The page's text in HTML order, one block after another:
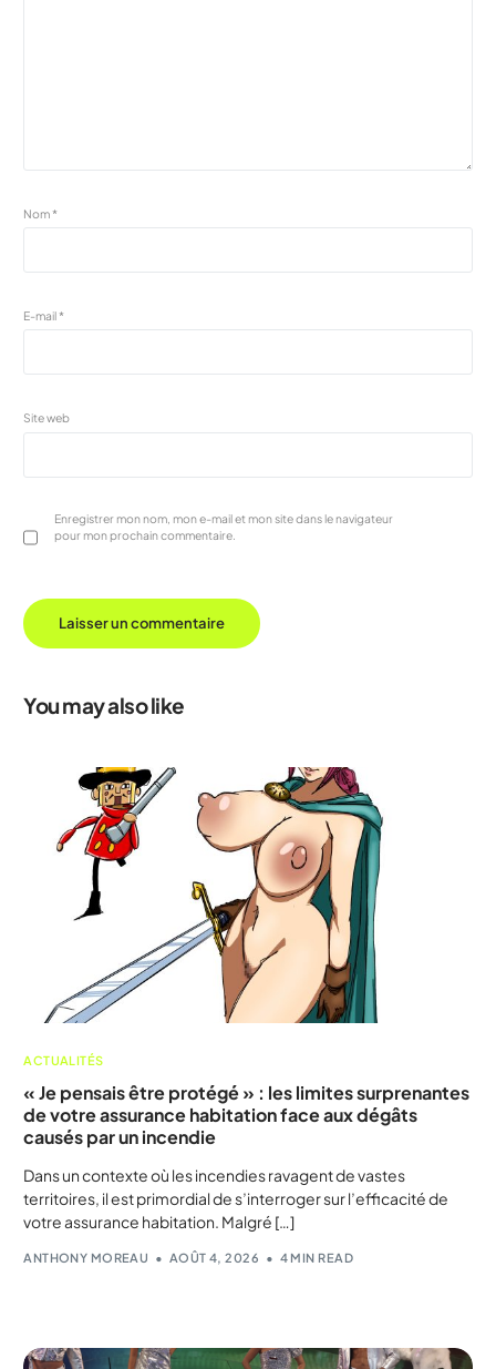
Nom*
E-mail*
Site web
Enregistrer mon nom, mon e-mail et mon site dans le navigateur
pour mon prochain commentaire.
You may also like
ACTUALITÉS
« Je pensais être protégé » : les limites surprenantes
de votre assurance habitation face aux dégâts
causés par un incendie
Dans un contexte où les incendies ravagent de vastes
territoires, il est primordial de s’interroger sur l’efficacité de
votre assurance habitation. Malgré […]
ANTHONY MOREAU AOÛT 4, 2026 4 MIN READ